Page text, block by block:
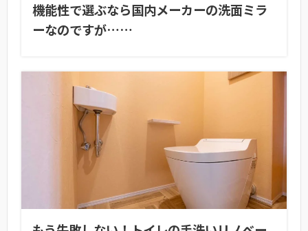
機能性で選ぶなら国内メーカーの洗面ミラ
ーなのですが……